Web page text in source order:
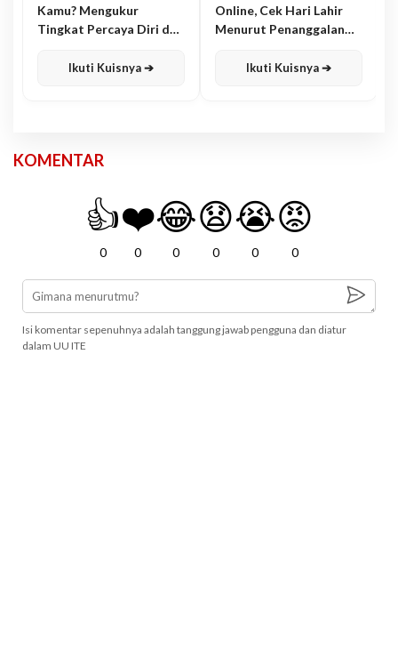
Kamu? Mengukur
Tingkat Percaya Diri dan
Ikuti Kuisnya ➔
Online, Cek Hari Lahir
Menurut Penanggalan
Ikuti Kuisnya ➔
KOMENTAR
👍
0
❤️
0
😂
0
😧
0
😭
0
😡
0
Isi komentar sepenuhnya adalah tanggung jawab pengguna dan diatur
dalam UU ITE